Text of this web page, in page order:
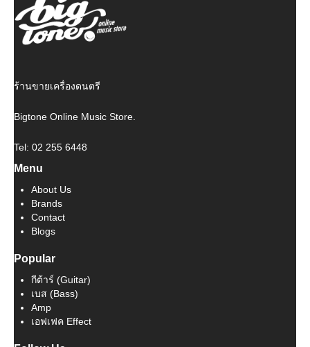
ร้านขายเครื่องดนตรี
Bigtone Online Music Store.
Tel: 02 255 6448
Menu
About Us
Brands
Contact
Blogs
Popular
กีต้าร์ (Guitar)
เบส (Bass)
Amp
เอฟเฟค Effect